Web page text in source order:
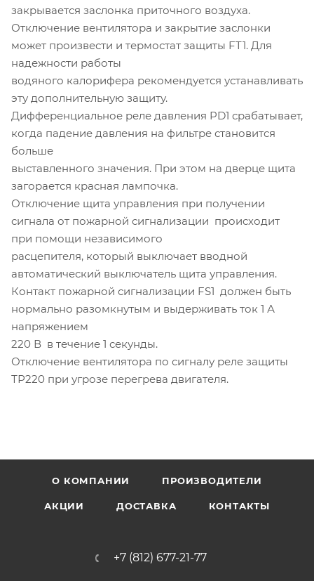
закрывается заслонка приточного воздуха.
Отключение вентилятора и закрытие заслонки
может произвести и термостат защиты FT1. Для
надежности работы
водяного калорифера рекомендуется устанавливать
эту дополнительную защиту.
Дифференциальное реле давления PD1 срабатывает,
когда падение давления на фильтре становится
больше
выставленного значения. При этом на дверце щита
загорается красная лампочка.
Отключение щита управления при получении
сигнала от пожарной сигнализации происходит
при помощи независимого
расцепителя, который выключает вводной
автоматический выключатель щита управления.
Контакт пожарной сигнализации FS1 должен быть
нормально разомкнутым и выдерживать ток 1 А
напряжением
220 В в течение 1 секунды.
Отключение вентилятора по сигналу реле защиты
ТР220 при угрозе перегрева двигателя.
О КОМПАНИИ ПРОИЗВОДИТЕЛИ
АКЦИИ ДОСТАВКА КОНТАКТЫ
+7 (812) 677-21-77